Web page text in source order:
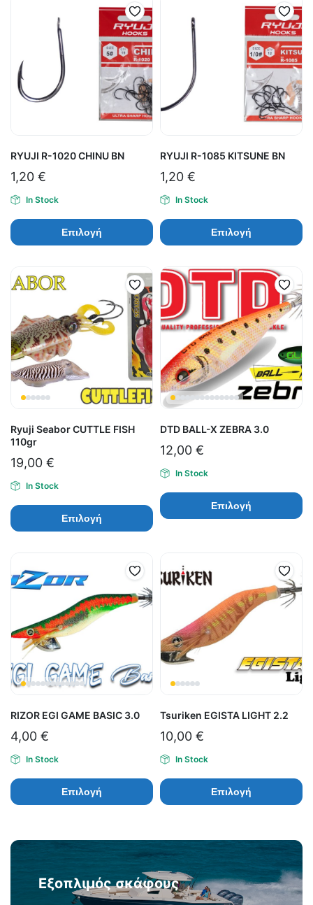
RYUJI R-1020 CHINU BN
1,20 €
In Stock
Επιλογή
RYUJI R-1085 KITSUNE BN
1,20 €
In Stock
Επιλογή
Ryuji Seabor CUTTLE FISH
110gr
19,00 €
In Stock
Επιλογή
DTD BALL-X ZEBRA 3.0
12,00 €
In Stock
Επιλογή
RIZOR EGI GAME BASIC 3.0
4,00 €
In Stock
Επιλογή
Tsuriken EGISTA LIGHT 2.2
10,00 €
In Stock
Επιλογή
Εξοπλιμός σκάφους